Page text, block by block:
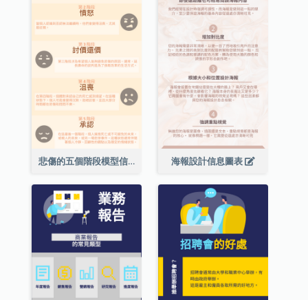
悲傷的五個階段模型信息圖表 海報設計信息圖表